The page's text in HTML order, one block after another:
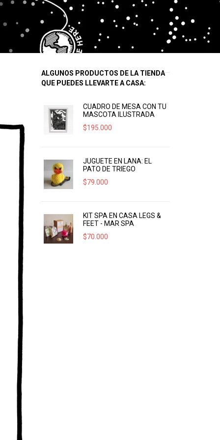
ALGUNOS PRODUCTOS DE LA TIENDA
QUE PUEDES LLEVARTE A CASA:
CUADRO DE MESA CON TU
MASCOTA ILUSTRADA
$195.000
JUGUETE EN LANA: EL
PATO DE TRIEGO
$79.000
KIT SPA EN CASA LEGS &
FEET - MAR SPA
$70.000